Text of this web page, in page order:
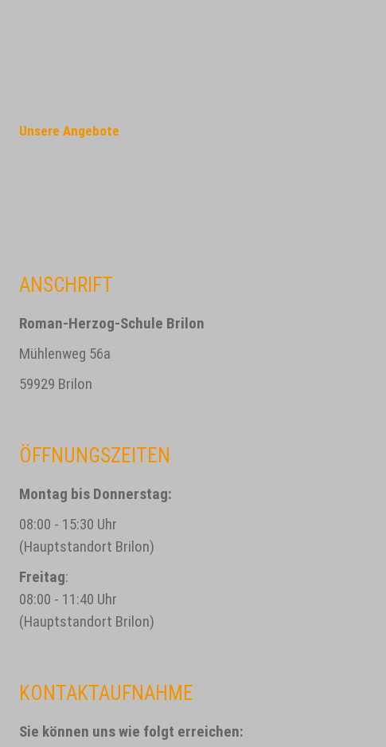
Unsere Angebote
ANSCHRIFT
Roman-Herzog-Schule Brilon
Mühlenweg 56a
59929 Brilon
ÖFFNUNGSZEITEN
Montag bis Donnerstag:
08:00 - 15:30 Uhr
(Hauptstandort Brilon)
Freitag:
08:00 - 11:40 Uhr
(Hauptstandort Brilon)
KONTAKTAUFNAHME
Sie können uns wie folgt erreichen: